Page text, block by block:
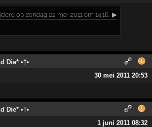
op zondag 22 mei 2011 om 14:16: ▶
Die* •†•
30 mei 2011 20:53
Die* •†•
1 juni 2011 08:32